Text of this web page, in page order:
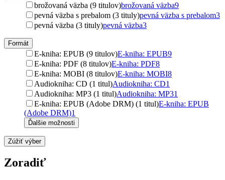
brožovaná väzba (9 titulov)brožovaná väzba9
pevná väzba s prebalom (3 tituly)pevná väzba s prebalom3
pevná väzba (3 tituly)pevná väzba3
Formát
E-kniha: EPUB (9 titulov)E-kniha: EPUB9
E-kniha: PDF (8 titulov)E-kniha: PDF8
E-kniha: MOBI (8 titulov)E-kniha: MOBI8
Audiokniha: CD (1 titul)Audiokniha: CD1
Audiokniha: MP3 (1 titul)Audiokniha: MP31
E-kniha: EPUB (Adobe DRM) (1 titul)E-kniha: EPUB
(Adobe DRM)1
Ďalšie možnosti
Zúžiť výber
Zoradiť